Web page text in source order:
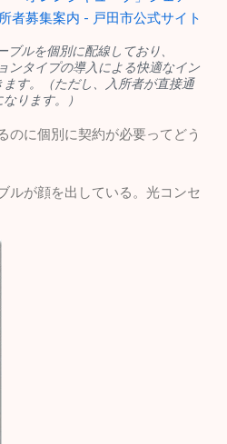
者募集案内 - 戸田市公式サイト
ブルを個別に配線しており、
ンタイプの導入による快適なイン
す。（ただし、入所者が直接通
ります。）
のに個別に契約が必要ってどう
ルが顔を出している。光コンセ